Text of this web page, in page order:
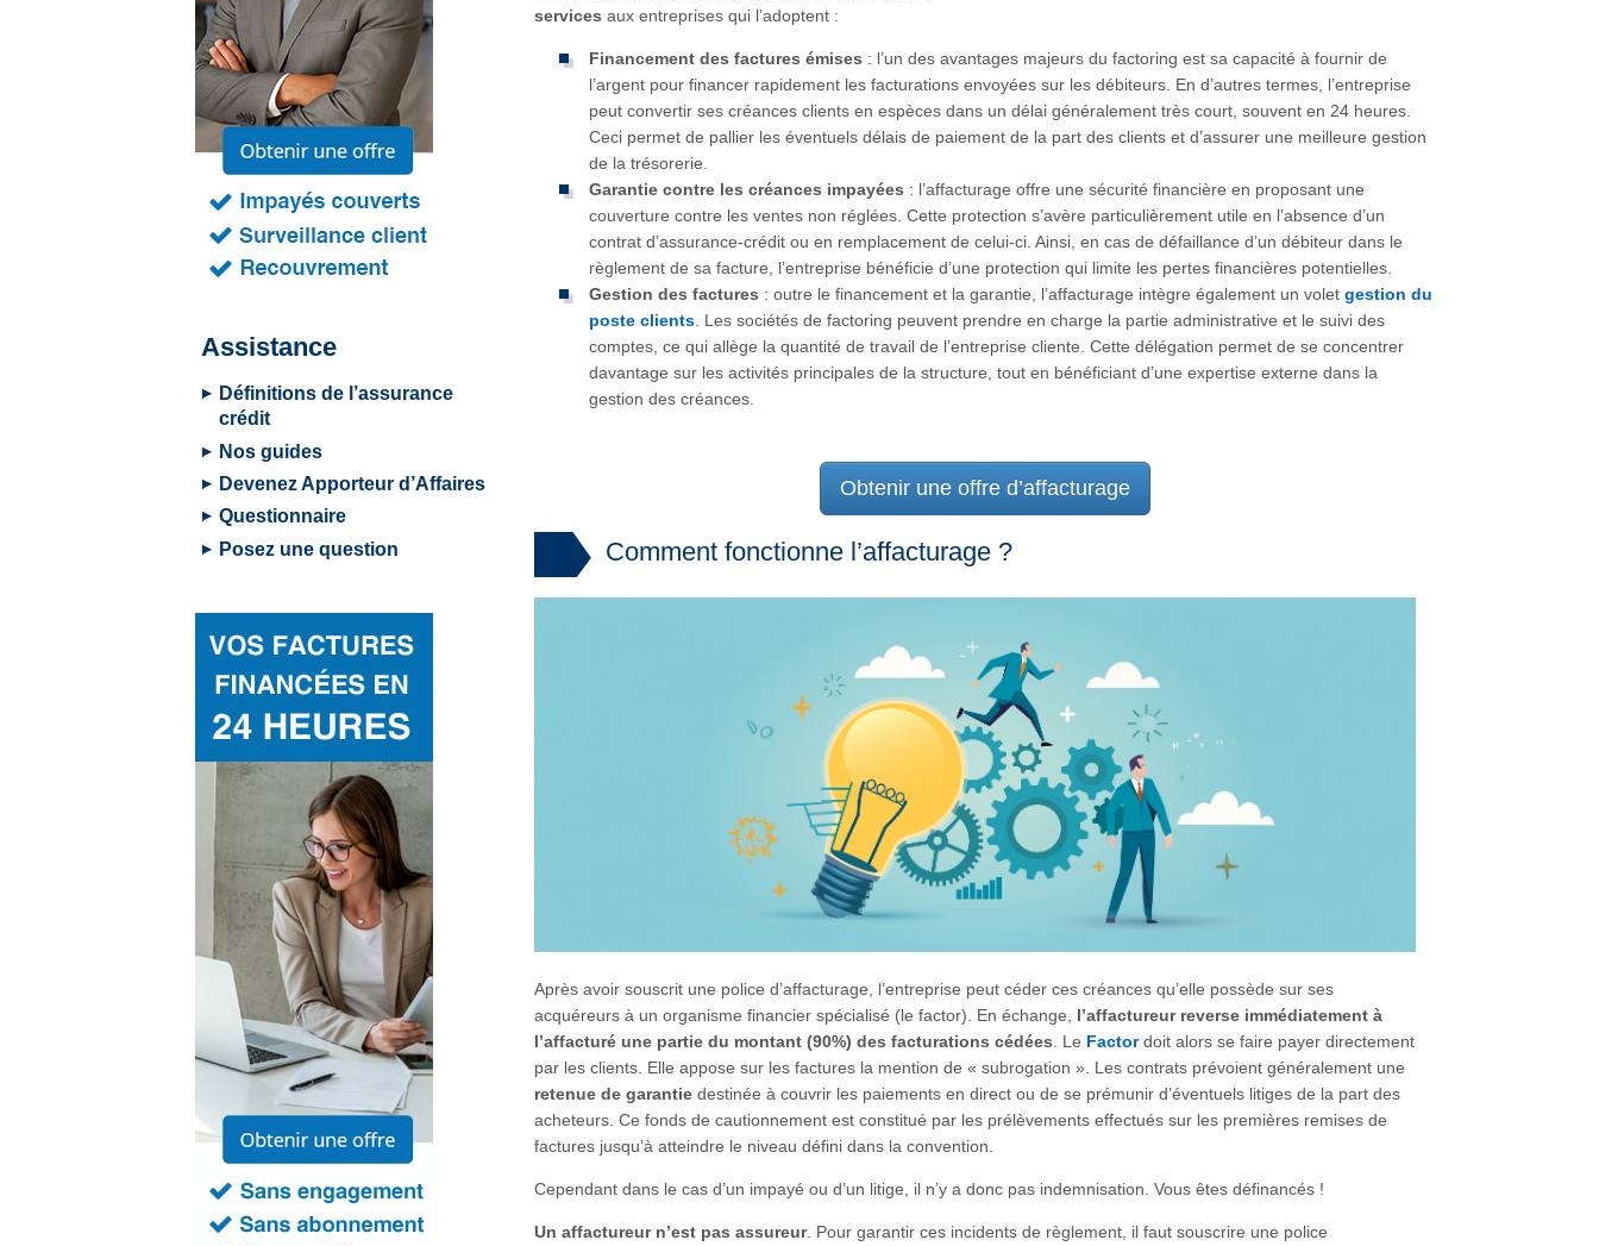
services aux entreprises qui l’adoptent :
Financement des factures émises : l’un des avantages majeurs du factoring est sa capacité à fournir de
l’argent pour financer rapidement les facturations envoyées sur les débiteurs. En d’autres termes, l’entreprise
peut convertir ses créances clients en espèces dans un délai généralement très court, souvent en 24 heures.
Ceci permet de pallier les éventuels délais de paiement de la part des clients et d’assurer une meilleure gestion
de la trésorerie.
Garantie contre les créances impayées : l’affacturage offre une sécurité financière en proposant une
couverture contre les ventes non réglées. Cette protection s’avère particulièrement utile en l’absence d’un
contrat d’assurance-crédit ou en remplacement de celui-ci. Ainsi, en cas de défaillance d’un débiteur dans le
règlement de sa facture, l’entreprise bénéficie d’une protection qui limite les pertes financières potentielles.
Gestion des factures : outre le financement et la garantie, l’affacturage intègre également un volet gestion du
poste clients. Les sociétés de factoring peuvent prendre en charge la partie administrative et le suivi des
comptes, ce qui allège la quantité de travail de l’entreprise cliente. Cette délégation permet de se concentrer
davantage sur les activités principales de la structure, tout en bénéficiant d’une expertise externe dans la
gestion des créances.
Obtenir une offre d’affacturage
Comment fonctionne l’affacturage ?
Après avoir souscrit une police d’affacturage, l’entreprise peut céder ces créances qu’elle possède sur ses
acquéreurs à un organisme financier spécialisé (le factor). En échange, l’affactureur reverse immédiatement à
l’affacturé une partie du montant (90%) des facturations cédées . Le Factordoit alors se faire payer directement
par les clients. Elle appose sur les factures la mention de « subrogation ». Les contrats prévoient généralement une
retenue de garantiedestinée à couvrir les paiements en direct ou de se prémunir d’éventuels litiges de la part des
acheteurs. Ce fonds de cautionnement est constitué par les prélèvements effectués sur les premières remises de
factures jusqu’à atteindre le niveau défini dans la convention.
Cependant dans le cas d’un impayé ou d’un litige, il n’y a donc pas indemnisation. Vous êtes définancés !
Un affactureur n’est pas assureur. Pour garantir ces incidents de règlement, il faut souscrire une police
Assistance
Définitions de l’assurance
crédit
Nos guides
Devenez Apporteur d’Affaires
Questionnaire
Posez une question